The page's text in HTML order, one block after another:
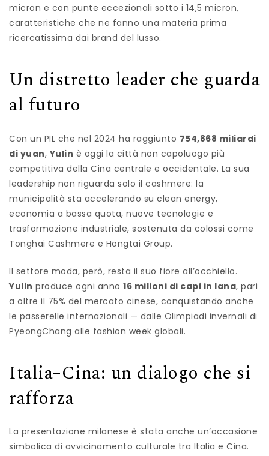
micron e con punte eccezionali sotto i 14,5 micron,
caratteristiche che ne fanno una materia prima
ricercatissima dai brand del lusso.
Un distretto leader che guarda
al futuro
Con un PIL che nel 2024 ha raggiunto 754,868 miliardi
di yuan,Yulin è oggi la città non capoluogo più
competitiva della Cina centrale e occidentale. La sua
leadership non riguarda solo il cashmere: la
municipalità sta accelerando su clean energy,
economia a bassa quota, nuove tecnologie e
trasformazione industriale, sostenuta da colossi come
Tonghai Cashmere e Hongtai Group.
Il settore moda, però, resta il suo fiore all’occhiello.
Yulin produce ogni anno 16 milioni di capi in lana, pari
a oltre il 75% del mercato cinese, conquistando anche
le passerelle internazionali — dalle Olimpiadi invernali di
PyeongChang alle fashion week globali.
Italia–Cina: un dialogo che si
rafforza
La presentazione milanese è stata anche un’occasione
simbolica di avvicinamento culturale tra Italia e Cina.